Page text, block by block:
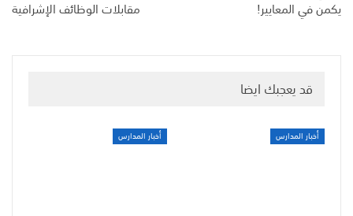
يكمن في المعايير! مقابلات الوظائف الإشرافية
قد يعجبك ايضا
أخبار المدارس أخبار المدارس